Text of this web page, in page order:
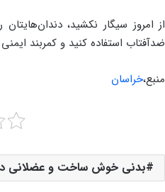
ضدآفتاب استفاده کنید و کمربند
منبع،خراسان
بدنی خوش ساخت و عضلانی